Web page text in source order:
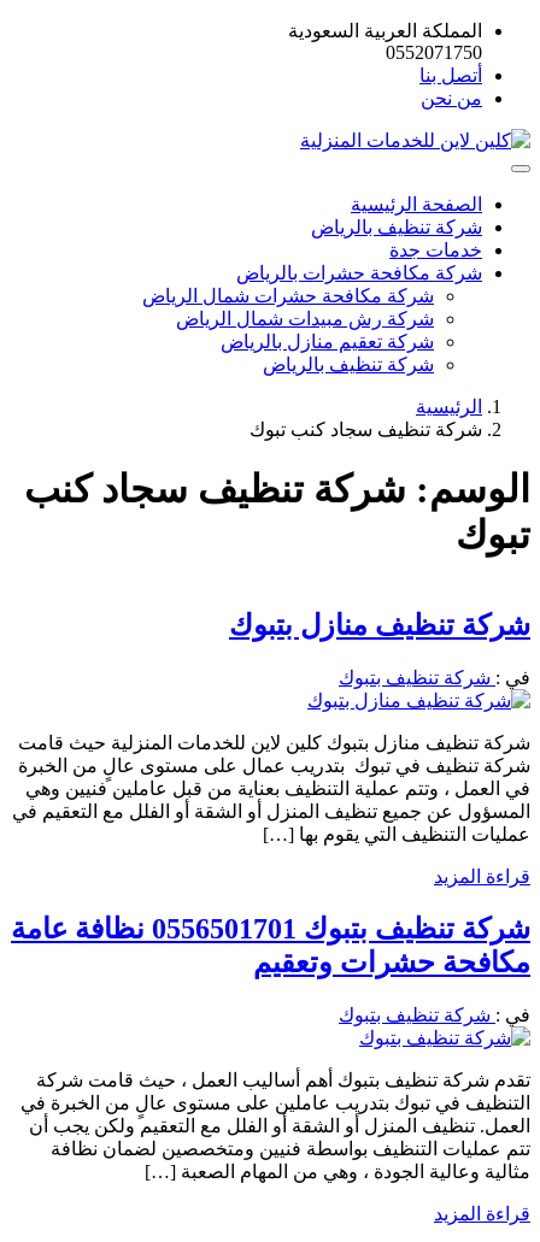
المملكة العربية السعودية
0552071750
أتصل بنا
من نحن
الصفحة الرئيسية
شركة تنظيف بالرياض
خدمات جدة
شركة مكافحة حشرات بالرياض
شركة مكافحة حشرات شمال الرياض
شركة رش مبيدات شمال الرياض
شركة تعقيم منازل بالرياض
شركة تنظيف بالرياض
الرئيسية
شركة تنظيف سجاد كنب تبوك
الوسم: شركة تنظيف سجاد كنب
تبوك
شركة تنظيف منازل بتبوك
في : شركة تنظيف بتبوك
شركة تنظيف منازل بتبوك كلين لاين للخدمات المنزلية حيث قامت
شركة تنظيف في تبوك بتدريب عمال على مستوى عالٍ من الخبرة
في العمل ، وتتم عملية التنظيف بعناية من قبل عاملين فنيين وهي
المسؤول عن جميع تنظيف المنزل أو الشقة أو الفلل مع التعقيم في
عمليات التنظيف التي يقوم بها […]
قراءة المزيد
شركة تنظيف بتبوك 0556501701 نظافة عامة
مكافحة حشرات وتعقيم
في : شركة تنظيف بتبوك
تقدم شركة تنظيف بتبوك أهم أساليب العمل ، حيث قامت شركة
التنظيف في تبوك بتدريب عاملين على مستوى عالٍ من الخبرة في
العمل. تنظيف المنزل أو الشقة أو الفلل مع التعقيم ولكن يجب أن
تتم عمليات التنظيف بواسطة فنيين ومتخصصين لضمان نظافة
مثالية وعالية الجودة ، وهي من المهام الصعبة […]
قراءة المزيد